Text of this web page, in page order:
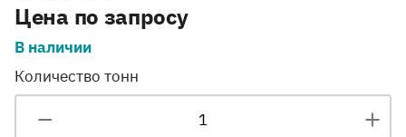
Цена по запросу
В наличии
Количество тонн